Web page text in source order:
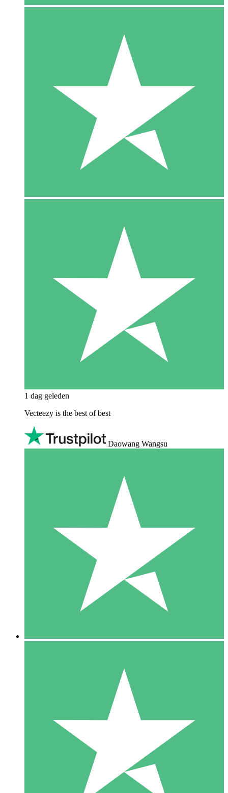
1 dag geleden
Vecteezy is the best of best
Daowang Wangsu